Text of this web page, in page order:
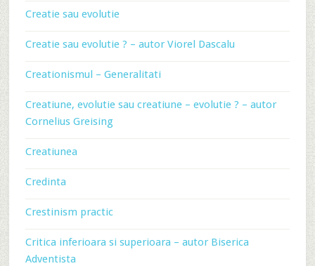
Creatie sau evolutie
Creatie sau evolutie ? – autor Viorel Dascalu
Creationismul – Generalitati
Creatiune, evolutie sau creatiune – evolutie ? – autor
Cornelius Greising
Creatiunea
Credinta
Crestinism practic
Critica inferioara si superioara – autor Biserica
Adventista